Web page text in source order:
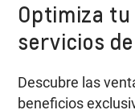
Optimiza
servicios
Descubre las
beneficios